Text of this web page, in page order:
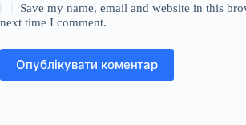
Save my name, email and website in this
next time I comment.
Опублікувати коментар